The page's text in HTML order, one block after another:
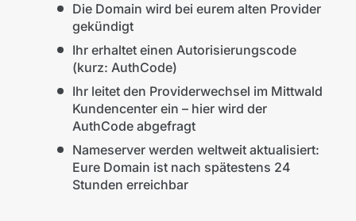
Die Domain wird bei eurem alten Provider
gekündigt
Ihr erhaltet einen Autorisierungscode
(kurz: AuthCode)
Ihr leitet den Providerwechsel im Mittwald
Kundencenter ein – hier wird der
AuthCode abgefragt
Nameserver werden weltweit aktualisiert:
Eure Domain ist nach spätestens 24
Stunden erreichbar